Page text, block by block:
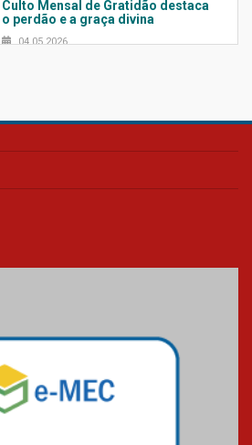
Culto Mensal de Gratidão destaca
o perdão e a graça divina
04.05.2026
Confira como foi o culto mensal
Mackenzie mobiliza campanha
solidária para apoiar famílias em
Minas Gerais